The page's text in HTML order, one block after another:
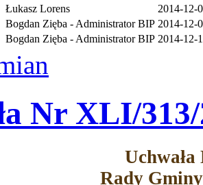
Łukasz Lorens
2014-12-
Bogdan Zięba - Administrator BIP 2014-12-
Bogdan Zięba - Administrator BIP 2014-12-
Nr XLI/
Rady